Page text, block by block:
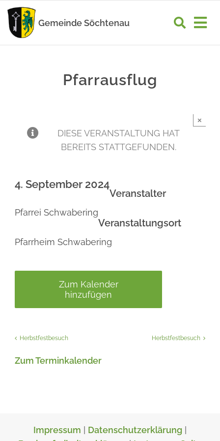
Zum
Inhalt
springen
Gemeinde Söchtenau
WIRTSCHAFT
UNSER ORT
Pfarrausflug
DIESE VERANSTALTUNG HAT
BEREITS STATTGEFUNDEN.
×
4. September 2024
Veranstalter
Pfarrei Schwabering
Veranstaltungsort
Pfarrheim Schwabering
Zum Kalender
hinzufügen
Herbstfestbesuch Herbstfestbesuch
Zum Terminkalender
Impressum Datenschutzerklärung